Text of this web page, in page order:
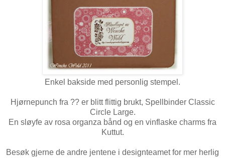
Enkel bakside med personlig stempel.
Hjørnepunch fra ?? er blitt flittig brukt, Spellbinder Classic
Circle Large.
En sløyfe av rosa organza bånd og en vinflaske charms fra
Kuttut.
Besøk gjerne de andre jentene i designteamet for mer herlig